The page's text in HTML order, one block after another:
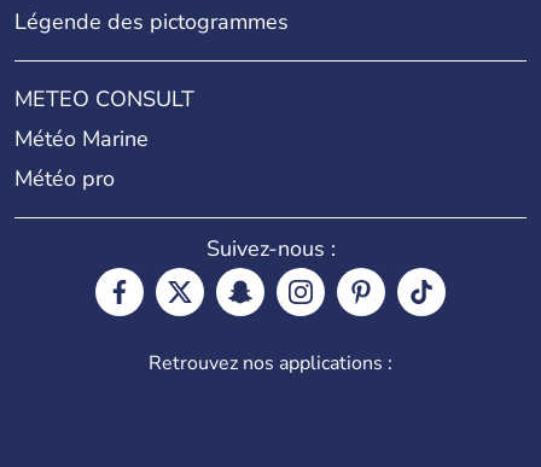
Légende des pictogrammes
METEO CONSULT
Météo Marine
Météo pro
Suivez-nous :
Retrouvez nos applications :